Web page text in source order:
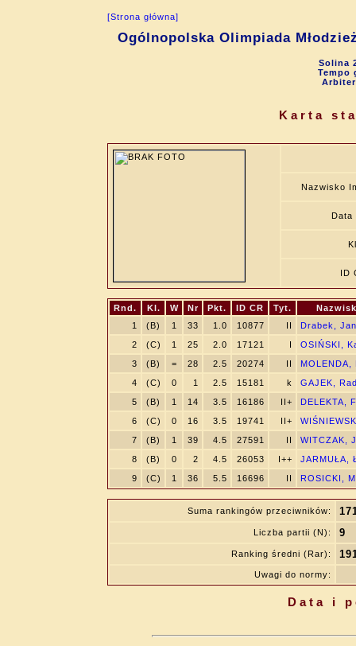
[Strona główna]
Ogólnopolska Olimpiada
Solina
Tempo
Karta
Nazwisko
Data
ID
Rnd. Kl. W Nr Pkt. ID CR Tyt.
1
(B) 1 33 1.0 10877 II
Drabek, Jan
2
(C) 1 25 2.0 17121 I
OSIŃSKI,
3
(B) = 28 2.5 20274 II
MOLENDA,
4
(C) 0 1 2.5 15181 k
GAJEK,
5
(B) 1 14 3.5 16186 II+
DELEKTA,
6
(C) 0 16 3.5 19741 II+
7
(B) 1 39 4.5 27591 II
WITCZAK,
8
(B) 0 2 4.5 26053 I++
JARMUŁA,
9
(C) 1 36 5.5 16696 II ROSICKI,
Suma rankingów przeciwników:
Liczba partii (N): 9
Ranking średni (Rar):
Uwagi do normy:
Data i